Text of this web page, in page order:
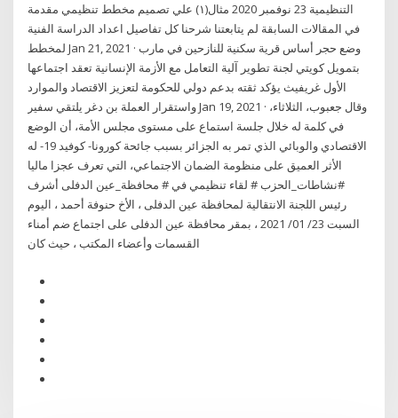
التنظيمية 23 نوفمبر 2020 مثال(١) علي تصميم مخطط تنظيمي مقدمة
في المقالات السابقة لم يتابعتنا شرحنا كل تفاصيل اعداد الدراسة الفنية
لمخطط Jan 21, 2021 · وضع حجر أساس قرية سكنية للنازحين في مارب
بتمويل كويتي لجنة تطوير آلية التعامل مع الأزمة الإنسانية تعقد اجتماعها
الأول غريفيث يؤكد ثقته بدعم دولي للحكومة لتعزيز الاقتصاد والموارد
واستقرار العملة بن دغر يلتقي سفير Jan 19, 2021 · وقال جعبوب، الثلاثاء،
في كلمة له خلال جلسة استماع على مستوى مجلس الأمة، أن الوضع
الاقتصادي والوبائي الذي تمر به الجزائر بسبب جائحة كورونا- كوفيد 19- له
الأثر العميق على منظومة الضمان الاجتماعي، التي تعرف عجزا ماليا
#نشاطات_الحزب # لقاء تنظيمي في # محافظة_عين الدفلى أشرف
رئيس اللجنة الانتقالية لمحافظة عين الدفلى ، الأخ حنوفة أحمد ، اليوم
السبت 23/ 01/ 2021 ، بمقر محافظة عين الدفلى على اجتماع ضم أمناء
القسمات وأعضاء المكتب ، حيث كان